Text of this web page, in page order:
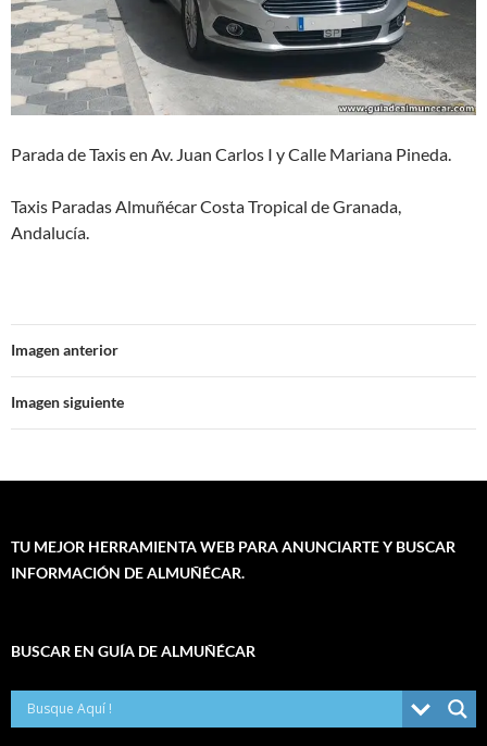
Parada de Taxis en Av. Juan Carlos I y Calle Mariana Pineda.
Taxis Paradas Almuñécar Costa Tropical de Granada,
Andalucía.
Imagen anterior
Imagen siguiente
TU MEJOR HERRAMIENTA WEB PARA ANUNCIARTE Y BUSCAR
INFORMACIÓN DE ALMUÑÉCAR.
BUSCAR EN GUÍA DE ALMUÑÉCAR